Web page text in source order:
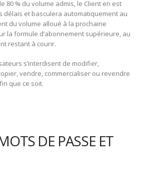
80 % du volume admis, le Client en est
délais et basculera automatiquement au
du volume alloué à la prochaine
la formule d’abonnement supérieure, au
restant à courir.
s’interdisent de modifier,
vendre, commercialiser ou revendre
que ce soit.
DE PASSE ET